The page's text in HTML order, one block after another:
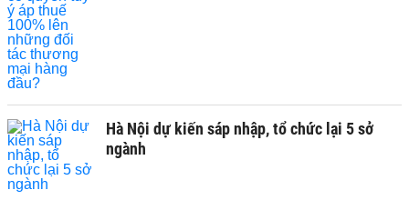
Hà Nội dự kiến sáp nhập, tổ chức lại 5 sở
ngành